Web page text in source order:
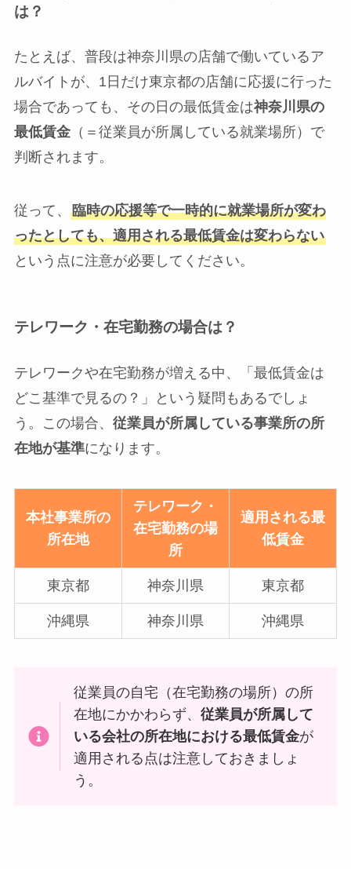
は？
たとえば、普段は神奈川県の店舗で働いているア
ルバイトが、1日だけ東京都の店舗に応援に行った
場合であっても、その日の最低賃金は神奈川県の
最低賃金（＝従業員が所属している就業場所）で
判断されます。
従って、 臨時の応援等で一時的に就業場所が変わ
ったとしても、適用される最低賃金は変わらない
という点に注意が必要してください。
テレワーク・在宅勤務の場合は？
テレワークや在宅勤務が増える中、「最低賃金は
どこ基準で見るの？」という疑問もあるでしょ
う。この場合、 従業員が所属している事業所の所
在地が基準になります。
本社事業所の
所在地
テレワーク・
在宅勤務の場
所
適用される最
低賃金
東京都 神奈川県 東京都
沖縄県 神奈川県 沖縄県
従業員の自宅（在宅勤務の場所）の所
在地にかかわらず、従業員が所属して
いる会社の所在地における最低賃金が
適用される点は注意しておきましょ
う。